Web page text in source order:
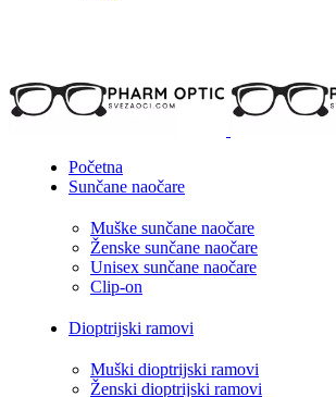
Početna
Sunčane naočare
Muške sunčane naočare
Ženske sunčane naočare
Unisex sunčane naočare
Clip-on
Dioptrijski ramovi
Muški dioptrijski ramovi
Ženski dioptrijski ramovi